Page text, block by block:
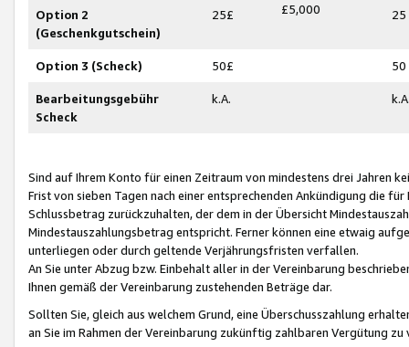
Option 2
(Geschenkgutschein)
25£ £5,000 25
Option 3 (Scheck) 50£ 50
Bearbeitungsgebühr
Scheck
k.A.
Sind auf Ihrem Konto für einen Zeitraum von mindestens drei Jahren
Frist von sieben Tagen nach einer entsprechenden Ankündigung die
Schlussbetrag zurückzuhalten, der dem in der Übersicht
Mindestauszahlungsbetrag entspricht. Ferner können eine etwaig
unterliegen oder durch geltende Verjährungsfristen verfallen.
An Sie unter Abzug bzw. Einbehalt aller in der Vereinbarung
Ihnen gemäß der Vereinbarung zustehenden Beträge dar.
Sollten Sie, gleich aus welchem Grund, eine Überschusszahlung
an Sie im Rahmen der Vereinbarung zukünftig zahlbaren Vergütung zu